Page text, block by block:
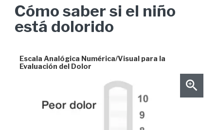
Cómo saber si el niño
está dolorido
Escala Analógica Numérica/Visual para la
Evaluación del Dolor